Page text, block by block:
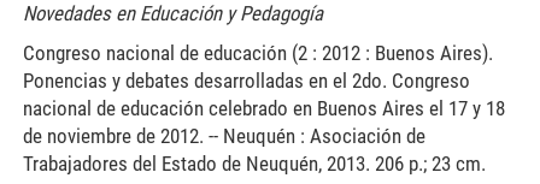
Novedades en Educación y Pedagogía
Congreso nacional de educación (2 : 2012 : Buenos Aires).
Ponencias y debates desarrolladas en el 2do. Congreso
nacional de educación celebrado en Buenos Aires el 17 y 18
de noviembre de 2012. -- Neuquén : Asociación de
Trabajadores del Estado de Neuquén, 2013. 206 p.; 23 cm.